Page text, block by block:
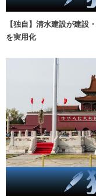
【独自】清水建設が建設
を実用化